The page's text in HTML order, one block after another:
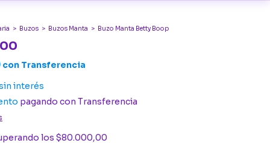
> Buzos > Buzos Manta > Buzo Manta Betty Boop
con Transferencia
interés
pagando con Transferencia
los $80.000,00